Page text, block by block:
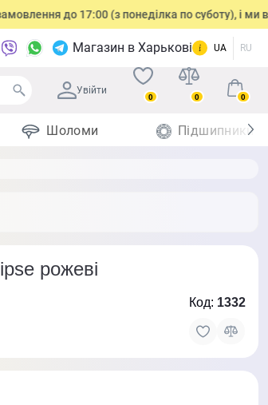
до 17:00 (з понеділка по суботу), і ми
Магазин в Харькові UA RU
Увійти
0 0 0
Шоломи Підшипники
рожеві
Код: 1332